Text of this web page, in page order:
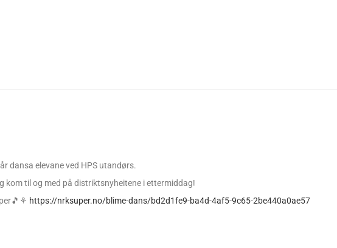
dansa elevane ved HPS utandørs.
kom til og med på distriktsnyheitene i ettermiddag!
https://nrksuper.no/blime-dans/bd2d1fe9-ba4d-4af5-9c65-2be440a0ae57